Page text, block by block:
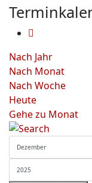
Nach Jahr
Nach Monat
Nach Woche
Heute
Gehe zu Monat